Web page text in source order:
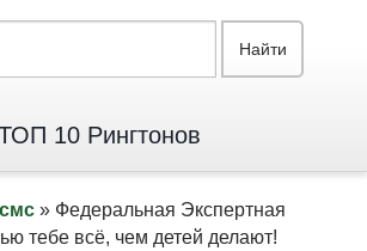
Найти
10 Рингтонов
» Федеральная Экспертная
тебе всё, чем детей делают!